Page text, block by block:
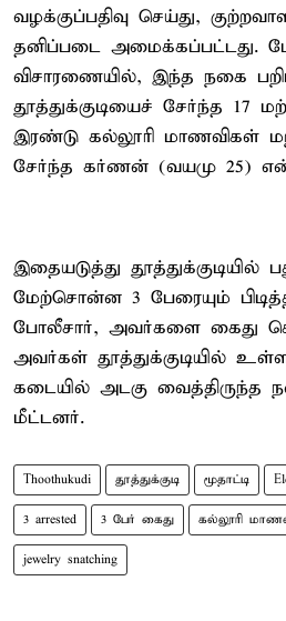
வழக்குப்பதிவு செய்து,
தனிப்படை அமைக்கப்பட்டது.
விசாரணையில், இந்த நகை
தூத்துக்குடியைச் சேர்ந்த 17
இரண்டு கல்லூரி மாணவிகள்
சேர்ந்த கர்ணன் (வயமு 25)
இதையடுத்து தூத்துக்குடியில்
மேற்சொன்ன 3 பேரையும்
போலீசார், அவர்களை கைது
அவர்கள் தூத்துக்குடியில்
கடையில் அடகு வைத்திருந்த
மீட்டனர்.
Thoothukudi தூத்துக்குடி மூதாட்டி
3 arrested 3 பேர் கைது கல்லூரி
jewelry snatching